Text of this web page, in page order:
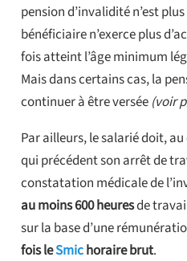
pension d’invalidité n’est
bénéficiaire n’exerce plus
fois atteint l’âge minimum
Mais dans certains cas, la
continuer à être versée (voir
Par ailleurs, le salarié doit,
qui précédent son arrêt de
constatation médicale de
au moins 600 heuresde
sur la base d’une
fois leSmichoraire brut.